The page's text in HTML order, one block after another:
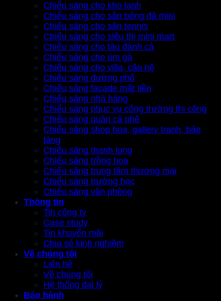
Chiếu sáng cho kho lạnh
Chiếu sáng cho sân bóng đá mini
Chiếu sáng cho sân tennis
Chiếu sáng cho siêu thị mini mart
Chiếu sáng cho tàu đánh cá
Chiếu sáng cho úm gà
Chiếu sáng cho villa, căn hộ
Chiếu sáng đường phố
Chiếu sáng facade mặt tiền
Chiếu sáng nhà hàng
Chiếu sáng phục vụ công trường thi công
Chiếu sáng quán cà phê
Chiếu sáng shop hoa, gallery tranh, bảo
tàng
Chiếu sáng thanh long
Chiếu sáng trồng hoa
Chiếu sáng trung tâm thương mại
Chiếu sáng trường học
Chiếu sáng văn phòng
Thông tin
Tin công ty
Case study
Tin khuyến mãi
Chia sẻ kinh nghiệm
Về chúng tôi
Liên hệ
Về chúng tôi
Hệ thống đại lý
Bảo hành